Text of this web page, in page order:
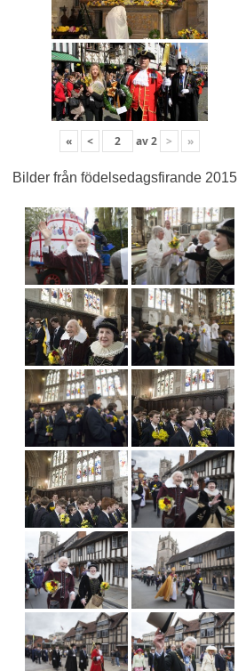
« < av2 > »
Bilder från födelsedagsfirande 2015